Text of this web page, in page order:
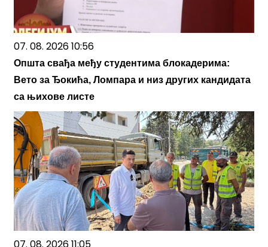
07. 08. 2026 10:56
Општа свађа међу студентима блокадерима:
Вето за Ђокића, Ломпара и низ других кандидата
са њихове листе